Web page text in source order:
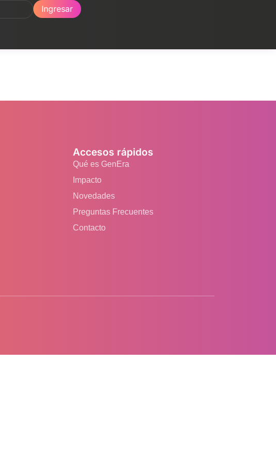
Ingresar
Accesos rápidos
Qué es GenEra
Impacto
Novedades
Preguntas Frecuentes
Contacto